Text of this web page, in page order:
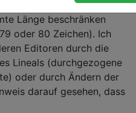
meine Zeilen in der Regel
Länge beschränken
oder 80 Zeichen). Ich
Editoren durch die
Lineals (durchgezogene
oder durch Ändern der
darauf gesehen, dass